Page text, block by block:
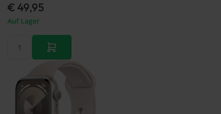
€ 49,95
Auf Lager